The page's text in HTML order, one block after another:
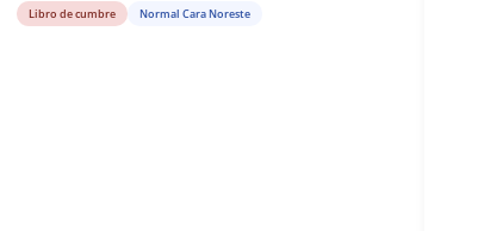
Libro de cumbre Normal Cara Noreste